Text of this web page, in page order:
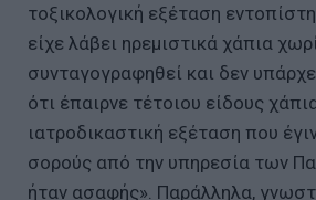
τοξικολογική εξέταση
είχε λάβει ηρεμιστικά χάπια
συνταγογραφηθεί και δεν
ότι έπαιρνε τέτοιου είδους
ιατροδικαστική εξέταση που
σορούς από την υπηρεσία των
ήταν ασαφής». Παράλληλα,